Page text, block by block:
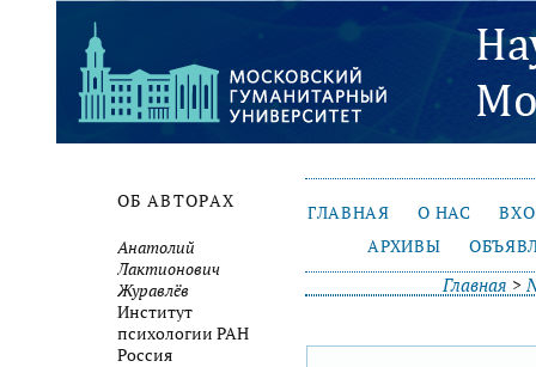
ОБ АВТОРАХ
Анатолий
Лактионович
Журавлёв
Институт
психологии РАН
Россия
ГЛАВНАЯ О НАС
АРХИВЫ
Главная >